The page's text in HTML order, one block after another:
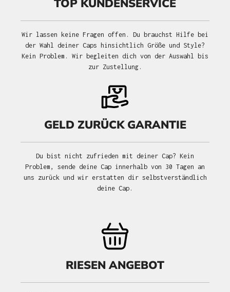
TOP KUNDENSERVICE
Wir lassen keine Fragen offen. Du brauchst Hilfe bei
der Wahl deiner Caps hinsichtlich Größe und Style?
Kein Problem. Wir begleiten dich von der Auswahl bis
zur Zustellung.
GELD ZURÜCK GARANTIE
Du bist nicht zufrieden mit deiner Cap? Kein
Problem, sende deine Cap innerhalb von 30 Tagen an
uns zurück und wir erstatten dir selbstverständlich
deine Cap.
RIESEN ANGEBOT